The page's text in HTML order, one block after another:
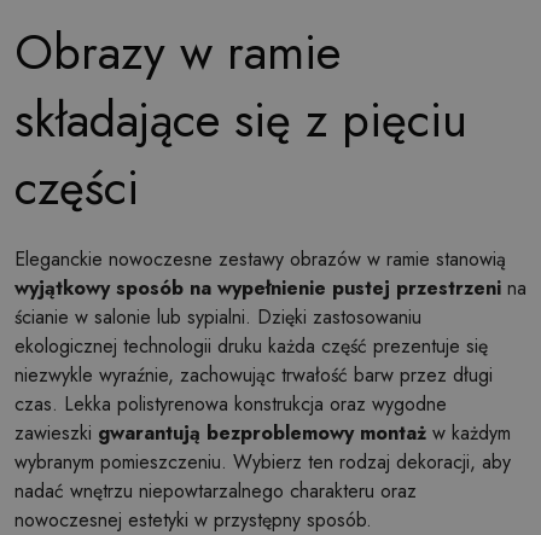
Obrazy w ramie
składające się z pięciu
części
Eleganckie nowoczesne zestawy obrazów w ramie stanowią
wyjątkowy sposób na wypełnienie pustej przestrzeni na
ścianie w salonie lub sypialni. Dzięki zastosowaniu
ekologicznej technologii druku każda część prezentuje się
niezwykle wyraźnie, zachowując trwałość barw przez długi
czas. Lekka polistyrenowa konstrukcja oraz wygodne
zawieszki gwarantują bezproblemowy montaż w każdym
wybranym pomieszczeniu. Wybierz ten rodzaj dekoracji, aby
nadać wnętrzu niepowtarzalnego charakteru oraz
nowoczesnej estetyki w przystępny sposób.